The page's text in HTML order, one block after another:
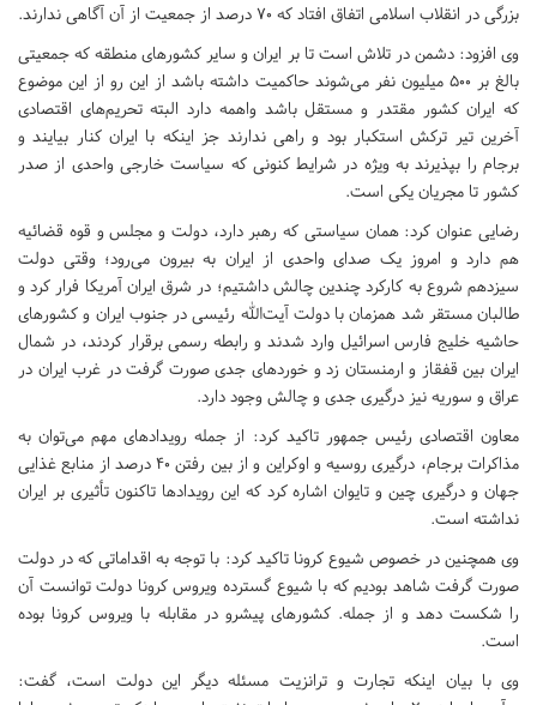
بزرگی در انقلاب اسلامی اتفاق افتاد که ٧٠ درصد از جمعیت از آن آگاهی ندارند.
وی افزود: دشمن در تلاش است تا بر ایران و سایر کشورهای منطقه که جمعیتی
بالغ بر ۵٠٠ میلیون نفر می‌شوند حاکمیت داشته باشد از این رو از این موضوع
که ایران کشور مقتدر و مستقل باشد واهمه دارد البته تحریم‌های اقتصادی
آخرین تیر ترکش استکبار بود و راهی ندارند جز اینکه با ایران کنار بیایند و
برجام را بپذیرند به ویژه در شرایط کنونی که سیاست خارجی واحدی از صدر
کشور تا مجریان یکی است.
رضایی عنوان کرد: همان سیاستی که رهبر دارد، دولت و مجلس و قوه قضائیه
هم دارد و امروز یک صدای واحدی از ایران به بیرون می‌رود؛ وقتی دولت
سیزدهم شروع به کارکرد چندین چالش داشتیم؛ در شرق ایران آمریکا فرار کرد و
طالبان مستقر شد همزمان با دولت آیت‌الله رئیسی در جنوب ایران و کشورهای
حاشیه خلیج فارس اسرائیل وارد شدند و رابطه رسمی برقرار کردند، در شمال
ایران بین قفقاز و ارمنستان زد و خوردهای جدی صورت گرفت در غرب ایران در
عراق و سوریه نیز درگیری جدی و چالش وجود دارد.
معاون اقتصادی رئیس جمهور تاکید کرد: از جمله رویدادهای مهم می‌توان به
مذاکرات برجام، درگیری روسیه و اوکراین و از بین رفتن ۴٠ درصد از منابع غذایی
جهان و درگیری چین و تایوان اشاره کرد که این رویدادها تاکنون تأثیری بر ایران
نداشته است.
وی همچنین در خصوص شیوع کرونا تاکید کرد: با توجه به اقداماتی که در دولت
صورت گرفت شاهد بودیم که با شیوع گسترده ویروس کرونا دولت توانست آن
را شکست دهد و از جمله. کشورهای پیشرو در مقابله با ویروس کرونا بوده
است.
وی با بیان اینکه تجارت و ترانزیت مسئله دیگر این دولت است، گفت: